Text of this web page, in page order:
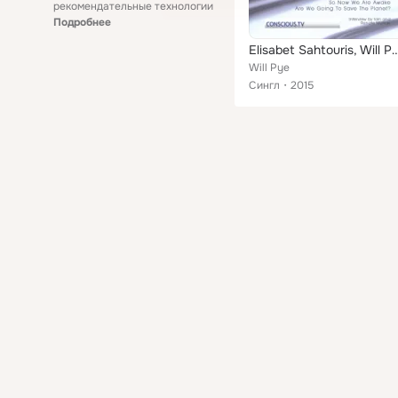
рекомендательные технологии
Подробнее
Elisabet Sahtouris, Will Pye and Jeff Warren
Will Pye
Сингл
2015